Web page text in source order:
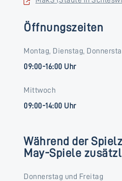
Öffnungszeiten
Montag, Dienstag,
09:00-16:00 Uhr
Mittwoch
09:00-14:00 Uhr
Während der
May-Spiele
Donnerstag und Freitag